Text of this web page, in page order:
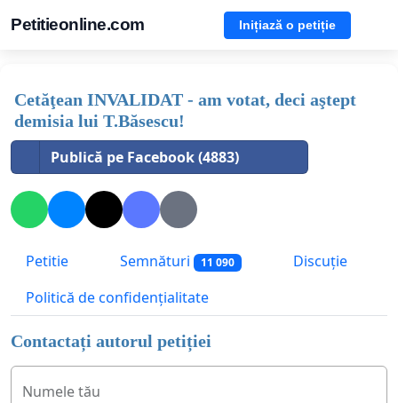
Petitieonline.com Inițiază o petiție
Cetăţean INVALIDAT - am votat, deci aştept
demisia lui T.Băsescu!
Publică pe Facebook (4883)
Petitie Semnături 11 090
Discuție
Politică de confidențialitate
Contactați autorul petiției
Numele tău